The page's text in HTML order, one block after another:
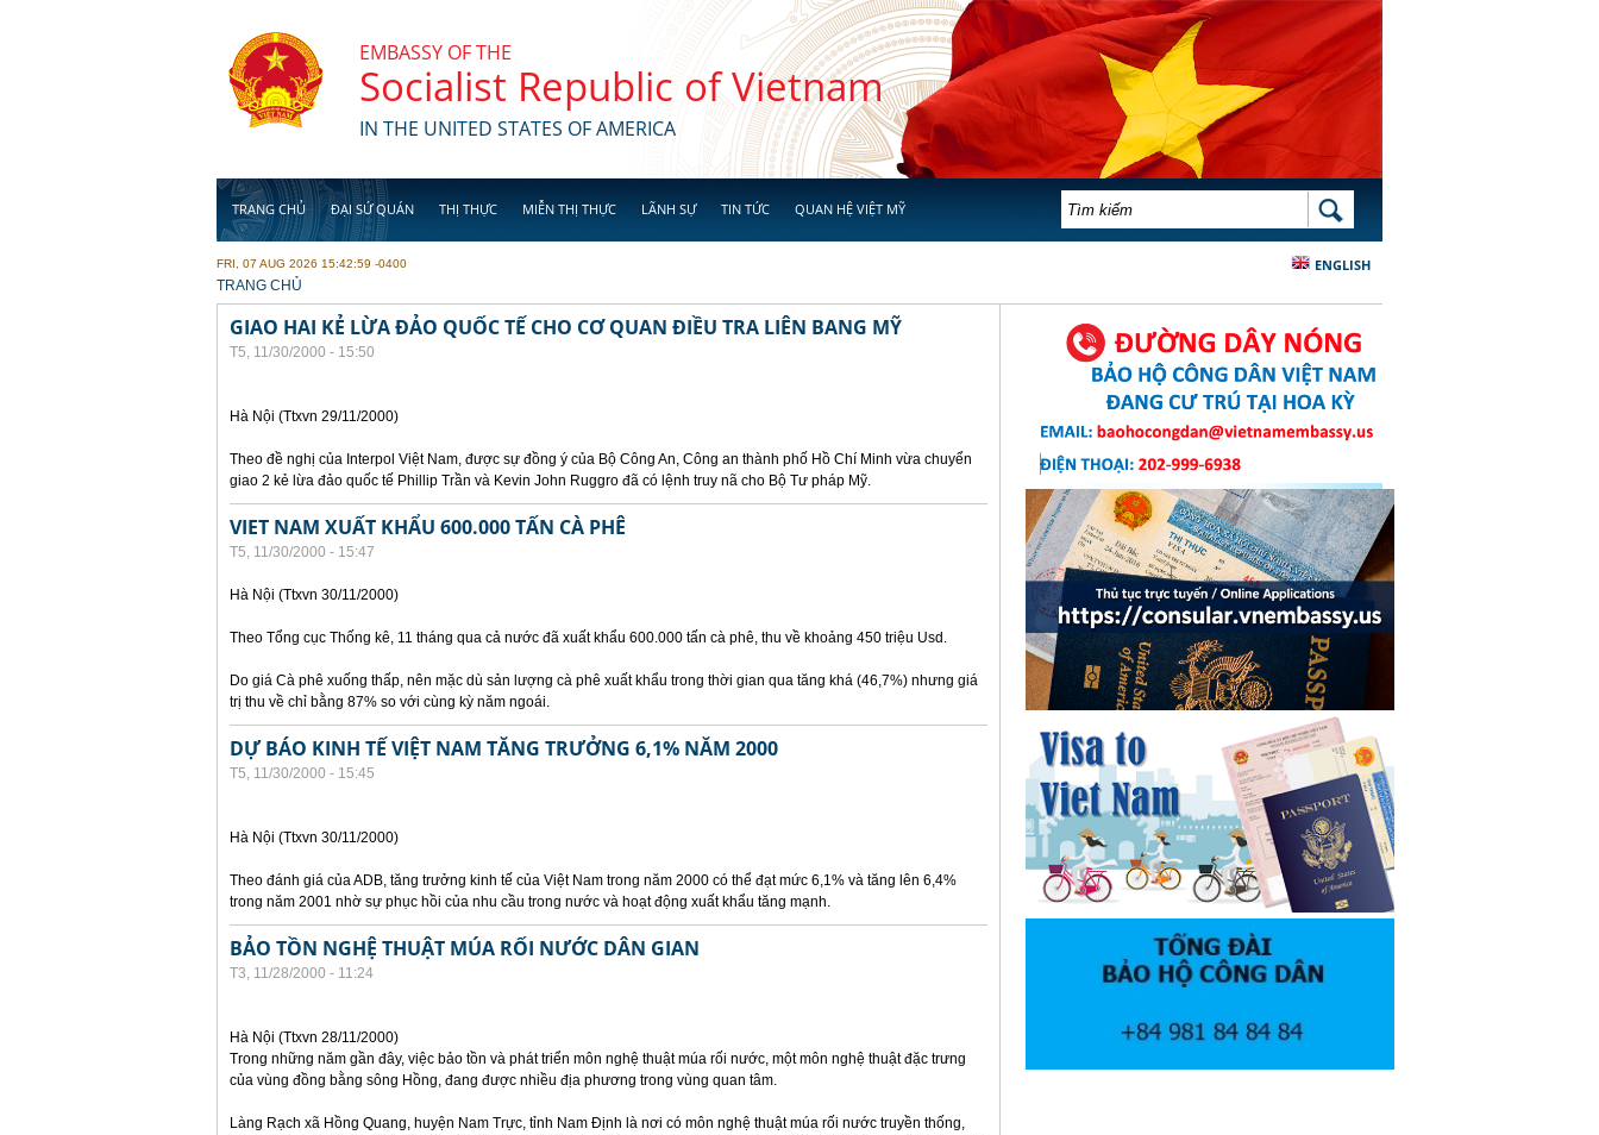
EMBASSY OF THE
Socialist Republic of Vietnam
IN THE UNITED STATES OF AMERICA
TRANG CHỦ ĐẠI SỨ QUÁN THỊ THỰC MIỄN THỊ THỰC LÃNH SỰ TIN TỨC QUAN HỆ VIỆT MỸ BIỂU MẪU TÌM KIẾM TÌM KIẾM
ENGLISH
FRI, 07 AUG 2026 15:42:59 -0400
YOU ARE HERE
TRANG CHỦ
GIAO HAI KẺ LỪA ĐẢO QUỐC TẾ CHO CƠ QUAN ĐIỀU TRA LIÊN BANG MỸ
T5, 11/30/2000 - 15:50
Hà Nội (Ttxvn 29/11/2000)
Theo đề nghị của Interpol Việt Nam, được sự đồng ý của Bộ Công An, Công an thành phố Hồ Chí Minh vừa chuyển
giao 2 kẻ lừa đảo quốc tế Phillip Trần và Kevin John Ruggro đã có lệnh truy nã cho Bộ Tư pháp Mỹ.
VIET NAM XUẤT KHẨU 600.000 TẤN CÀ PHÊ
T5, 11/30/2000 - 15:47
Hà Nội (Ttxvn 30/11/2000)
Theo Tổng cục Thống kê, 11 tháng qua cả nước đã xuất khẩu 600.000 tấn cà phê, thu về khoảng 450 triệu Usd.
Do giá Cà phê xuống thấp, nên mặc dù sản lượng cà phê xuất khẩu trong thời gian qua tăng khá (46,7%) nhưng giá
trị thu về chỉ bằng 87% so với cùng kỳ năm ngoái.
DỰ BÁO KINH TẾ VIỆT NAM TĂNG TRƯỞNG 6,1% NĂM 2000
T5, 11/30/2000 - 15:45
Hà Nội (Ttxvn 30/11/2000)
Theo đánh giá của ADB, tăng trưởng kinh tế của Việt Nam trong năm 2000 có thể đạt mức 6,1% và tăng lên 6,4%
trong năm 2001 nhờ sự phục hồi của nhu cầu trong nước và hoạt động xuất khẩu tăng mạnh.
BẢO TỒN NGHỆ THUẬT MÚA RỐI NƯỚC DÂN GIAN
T3, 11/28/2000 - 11:24
Hà Nội (Ttxvn 28/11/2000)
Trong những năm gần đây, việc bảo tồn và phát triển môn nghệ thuật múa rối nước, một môn nghệ thuật đặc trưng
của vùng đồng bằng sông Hồng, đang được nhiều địa phương trong vùng quan tâm.
Làng Rạch xã Hồng Quang, huyện Nam Trực, tỉnh Nam Định là nơi có môn nghệ thuật múa rối nước truyền thống,